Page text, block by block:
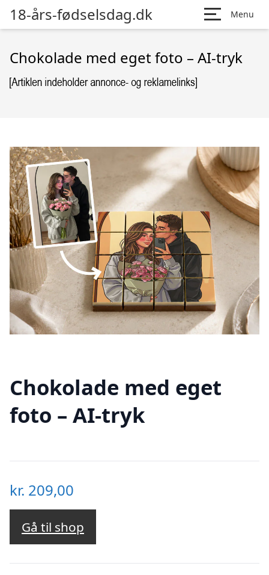
18-års-fødselsdag.dk Menu
Chokolade med eget foto – AI-tryk
Chokolade med eget
foto – AI-tryk
kr. 209,00
Gå til shop